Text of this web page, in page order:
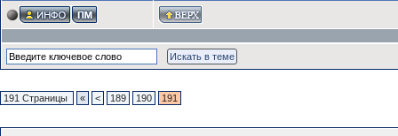
191 Страницы « < 189 190 191